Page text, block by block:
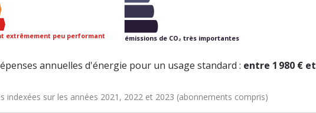
extrêmement peu performant émissions de CO₂ très importantes
annuelles d'énergie pour un usage standard : entre 1 980 € et
indexées sur les années 2021, 2022 et 2023 (abonnements compris)